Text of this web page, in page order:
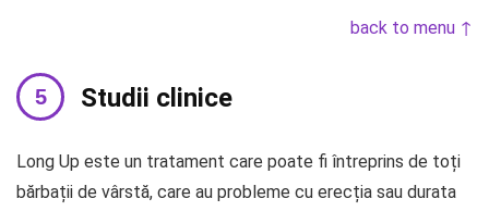
back to menu ↑
Studii clinice
Long Up este un tratament care poate fi întreprins de toți
bărbații de vârstă, care au probleme cu erecția sau durata